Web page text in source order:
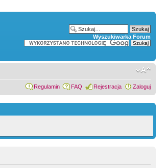
Wyszukiwarka Forum
Regulamin FAQ Rejestracja Zaloguj